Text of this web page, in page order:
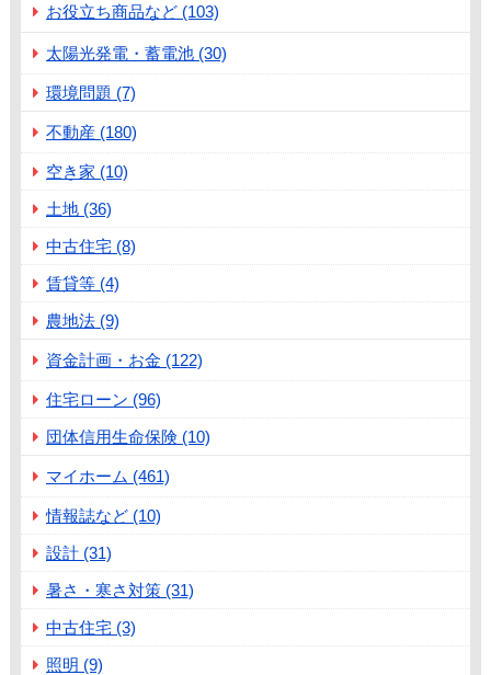
お役立ち商品など (103)
太陽光発電・蓄電池 (30)
環境問題 (7)
不動産 (180)
空き家 (10)
土地 (36)
中古住宅 (8)
賃貸等 (4)
農地法 (9)
資金計画・お金 (122)
住宅ローン (96)
団体信用生命保険 (10)
マイホーム (461)
情報誌など (10)
設計 (31)
暑さ・寒さ対策 (31)
中古住宅 (3)
照明 (9)